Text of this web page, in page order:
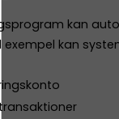
kan
exempel kan